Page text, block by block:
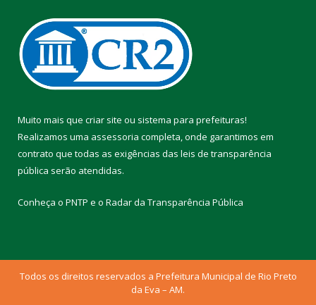
Muito mais que criar site ou sistema para prefeituras!
Realizamos uma assessoria completa, onde garantimos em
contrato que todas as exigências das leis de transparência
pública serão atendidas.
Conheça o PNTP e o Radar da Transparência Pública
Todos os direitos reservados a Prefeitura Municipal de Rio Preto
da Eva – AM.